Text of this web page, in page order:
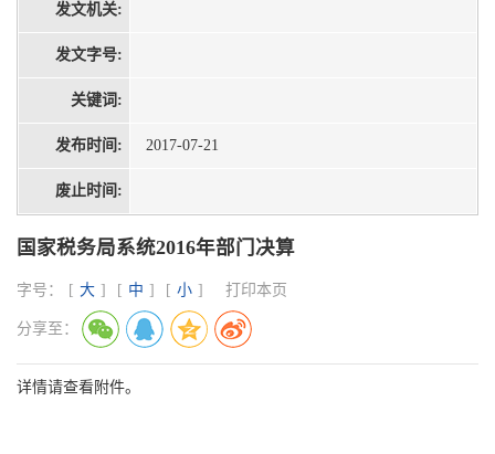
发文机关:
发文字号:
关键词:
发布时间: 2017-07-21
废止时间:
国家税务局系统2016年部门决算
字号： [ 大 ] [ 中 ] [ 小 ] 打印本页
分享至：
详情请查看附件。